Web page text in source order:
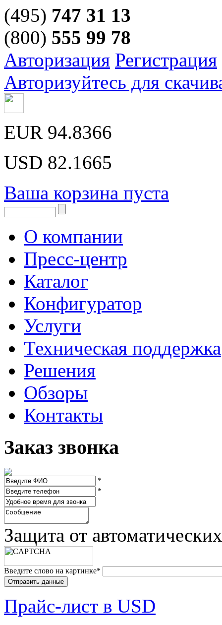
(495) 747 31 13
(800) 555 99 78
Авторизация Регистрация
Авторизуйтесь для
EUR 94.8366
USD 82.1665
Ваша корзина пуста
О компании
Пресс-центр
Каталог
Конфигуратор
Услуги
Техническая поддержка
Решения
Обзоры
Контакты
Заказ звонка
*
*
Защита от
Введите слово на картинке*
Прайc-лист в USD